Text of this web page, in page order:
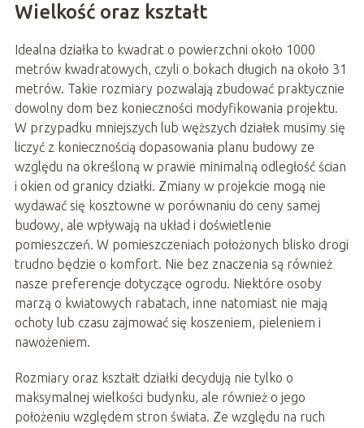
Wielkość oraz kształt
Idealna działka to kwadrat o powierzchni około 1000
metrów kwadratowych, czyli o bokach długich na około 31
metrów. Takie rozmiary pozwalają zbudować praktycznie
dowolny dom bez konieczności modyfikowania projektu.
W przypadku mniejszych lub węższych działek musimy się
liczyć z koniecznością dopasowania planu budowy ze
względu na określoną w prawie minimalną odległość ścian
i okien od granicy działki. Zmiany w projekcie mogą nie
wydawać się kosztowne w porównaniu do ceny samej
budowy, ale wpływają na układ i doświetlenie
pomieszczeń. W pomieszczeniach położonych blisko drogi
trudno będzie o komfort. Nie bez znaczenia są również
nasze preferencje dotyczące ogrodu. Niektóre osoby
marzą o kwiatowych rabatach, inne natomiast nie mają
ochoty lub czasu zajmować się koszeniem, pieleniem i
nawożeniem.
Rozmiary oraz kształt działki decydują nie tylko o
maksymalnej wielkości budynku, ale również o jego
położeniu względem stron świata. Ze względu na ruch